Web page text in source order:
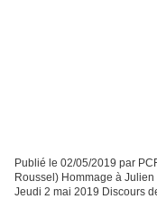
Publié le 02/05/2019 par
Roussel) Hommage à
Jeudi 2 mai 2019 Discours